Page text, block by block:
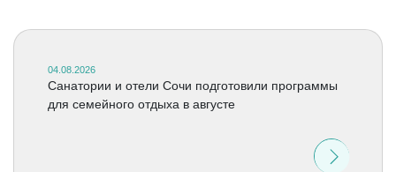
04.08.2026
Санатории и отели Сочи подготовили программы
для семейного отдыха в августе